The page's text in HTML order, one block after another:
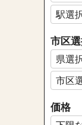
市区
価格